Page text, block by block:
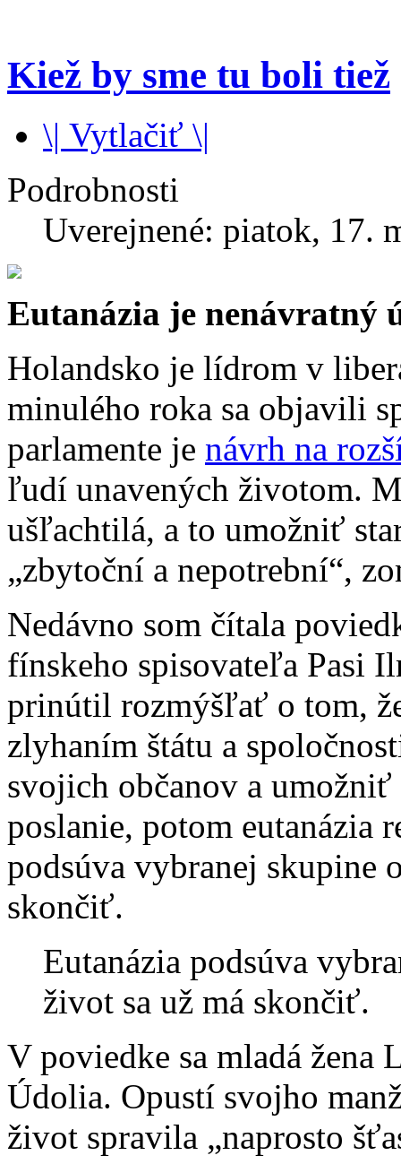
Kiež by sme tu boli tiež
\| Vytlačiť \|
Podrobnosti
Uverejnené: piatok, 17.
Eutanázia je nenávratný
Holandsko je lídrom v
minulého roka sa objavili
parlamente je návrh na
ľudí unavených životom.
ušľachtilá, a to umožniť
„zbytoční a nepotrební“,
Nedávno som čítala
fínskeho spisovateľa Pasi
prinútil rozmýšľať o tom,
zlyhaním štátu a
svojich občanov a
poslanie, potom eutanázia
podsúva vybranej skupine
skončiť.
Eutanázia podsúva
život sa už má skončiť.
V poviedke sa mladá žena
Údolia. Opustí svojho
život spravila „naprosto